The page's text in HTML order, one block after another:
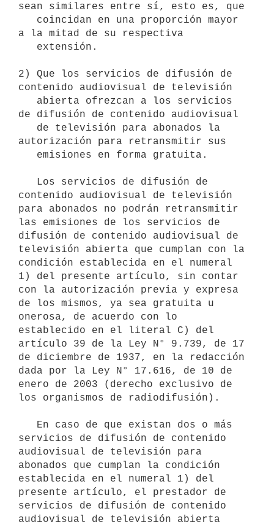
sean similares entre sí, esto es, que
a la mitad de su respectiva
2) Que los servicios de difusión de
contenido audiovisual de televisión
de difusión de contenido audiovisual
autorización para retransmitir sus
contenido audiovisual de televisión
para abonados no podrán retransmitir
las emisiones de los servicios de
difusión de contenido audiovisual de
televisión abierta que cumplan con la
condición establecida en el numeral
1) del presente artículo, sin contar
con la autorización previa y expresa
de los mismos, ya sea gratuita u
onerosa, de acuerdo con lo
establecido en el literal C) del
artículo 39 de la Ley N° 9.739, de 17
de diciembre de 1937, en la redacción
dada por la Ley N° 17.616, de 10 de
enero de 2003 (derecho exclusivo de
los organismos de radiodifusión).
servicios de difusión de contenido
audiovisual de televisión para
abonados que cumplan la condición
establecida en el numeral 1) del
presente artículo, el prestador de
servicios de difusión de contenido
audiovisual de televisión abierta